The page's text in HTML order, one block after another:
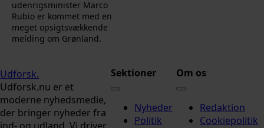
udenrigsminister Marco
Rubio er kommet med en
meget opsigtsvækkende
melding om Grønland.
Udforsk.
Udforsk.nu er et
moderne nyhedsmedie,
der bringer nyheder fra
Sektioner
Nyheder
Politik
Om os
Redaktion
Cookiepolitik